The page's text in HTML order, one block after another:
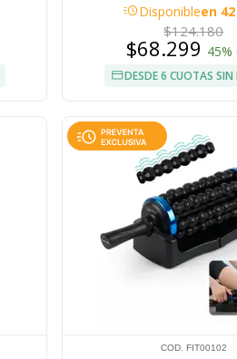
acuteDisponibleen
$124.180
$68.299 45%
DESDE 6 CUOTAS SIN
COD. FIT00102